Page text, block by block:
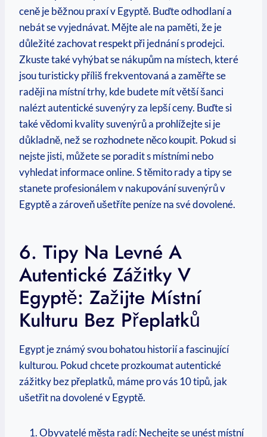
ceně⁤ je běžnou⁣ praxí v Egyptě. Buďte odhodlaní a
nebát se vyjednávat. Mějte ale na​ paměti, že je
důležité zachovat respekt při ⁢jednání s prodejci.
Zkuste​ také vyhýbat‍ se nákupům na místech, které
jsou turisticky​ příliš frekventovaná a zaměřte‌ se
raději ‌na místní trhy, kde‍ budete ‌mít větší šanci
nalézt autentické suvenýry za ​lepší​ ceny. Buďte ​si
⁢také vědomi⁣ kvality suvenýrů a ⁣prohlížejte si je
důkladně, než se ‍rozhodnete něco koupit. Pokud si ​
nejste jisti, můžete se⁢ poradit s místními nebo
vyhledat informace online. S těmito rady a tipy se‍
stanete ‍profesionálem‌ v​ nakupování suvenýrů v​
Egyptě a⁣ zároveň ušetříte peníze na⁣ své dovolené.
6. Tipy Na ⁢levné A
⁣autentické Zážitky V
Egyptě: Zažijte Místní
Kulturu Bez Přeplatků
Egypt je známý svou bohatou historií a ‌fascinující
‍kulturou.⁣ Pokud chcete prozkoumat ​autentické‌
zážitky bez přeplatků, máme pro vás 10 tipů, jak‌
ušetřit na dovolené v‌ Egyptě.
Obyvatelé ‌města⁢ radí: Nechejte‌ se unést místní